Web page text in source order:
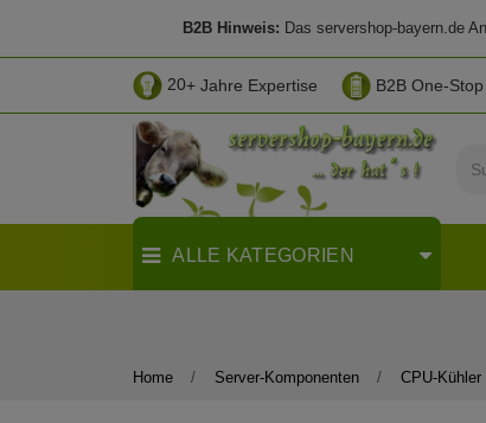
B2B Hinweis: Das servershop-bayern.de
20+ Jahre Expertise B2B One-
ALLE KATEGORIEN
Home Server-Komponenten CPU-Kühler